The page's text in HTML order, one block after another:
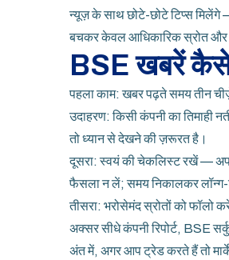
न्यूज़ के साथ छोटे-छोटे टिप्स
बचकर केवल आधिकारिक स्रोत और
BSE खबरें
पहला काम: खबर पढ़ते समय तीन
उदाहरण: किसी कंपनी का तिमाही
तो ध्यान से देखने की ज़रूरत है।
दूसरा: स्वयं की चेकलिस्ट रखें — अपने
फैसला न लें; समय निकालकर लॉन्ग-
तीसरा: भरोसेमंद स्रोतों को फॉलो
अक्सर सीधे कंपनी रिपोर्ट, BSE
अंत में, अगर आप ट्रेड करते हैं तो